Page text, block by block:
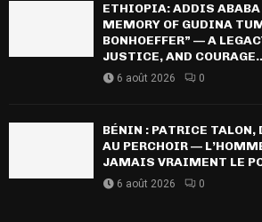
ETHIOPIA: ADDIS ABABA
MEMORY OF GUDINA
BONHOEFFER” — A
JUSTICE, AND
6 août 2026 0
BÉNIN : PATRICE TALON,
AU PERCHOIR —
JAMAIS VRAIMENT LE
6 août 2026 0